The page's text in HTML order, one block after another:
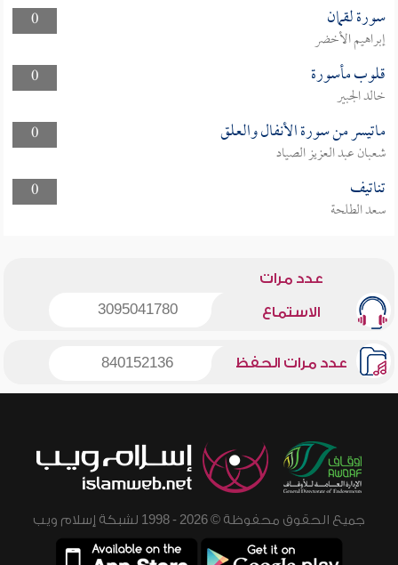
0
سورة لقمان
إبراهيم الأخضر
0
قلوب مأسورة
خالد الجبير
0
ماتيسر من سورة الأنفال والعلق
شعبان عبد العزيز الصياد
0
تناتيف
سعد الطلحة
عدد مرات
الاستماع 3095041780
عدد مرات الحفظ 840152136
جميع الحقوق محفوظة © 2026 - 1998 لشبكة إسلام ويب